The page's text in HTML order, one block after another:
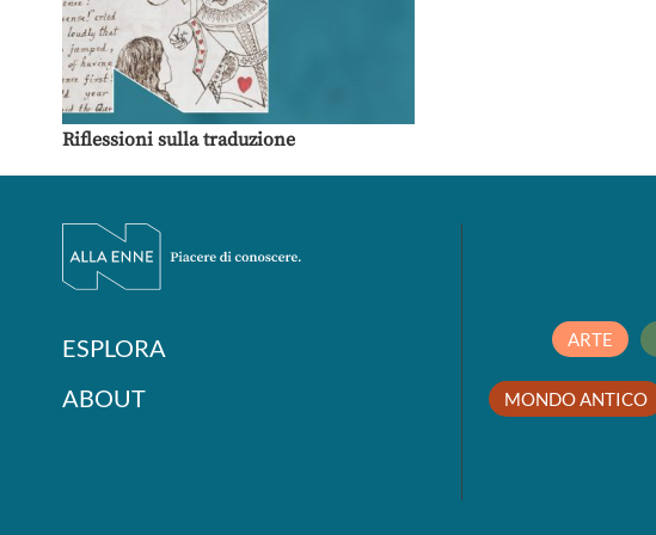
Riflessioni sulla traduzione
ESPLORA
ABOUT
ARTE
MONDO ANTICO